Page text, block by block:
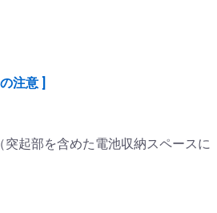
注意 ]
起部を含めた電池収納スペースに